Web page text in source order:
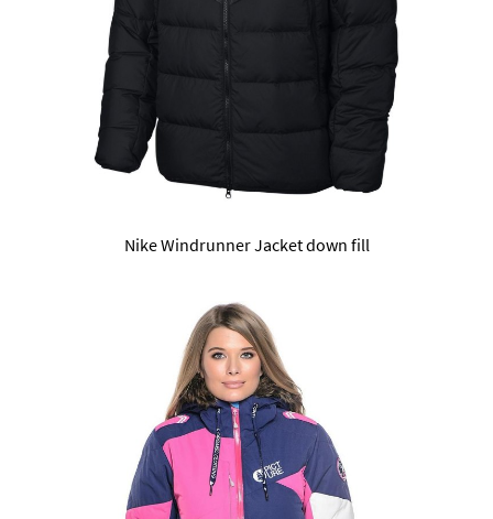
Nike Windrunner Jacket down fill